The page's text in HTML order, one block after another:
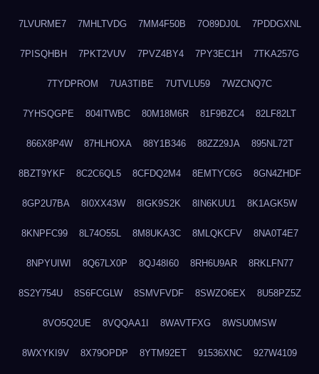
7LVURME7 7MHLTVDG 7MM4F50B 7O89DJ0L 7PDDGXNL
7PISQHBH 7PKT2VUV 7PVZ4BY4 7PY3EC1H 7TKA257G
7TYDPROM 7UA3TIBE 7UTVLU59 7WZCNQ7C
7YHSQGPE 804ITWBC 80M18M6R 81F9BZC4 82LF82LT
866X8P4W 87HLHOXA 88Y1B346 88ZZ29JA 895NL72T
8BZT9YKF 8C2C6QL5 8CFDQ2M4 8EMTYC6G 8GN4ZHDF
8GP2U7BA 8I0XX43W 8IGK9S2K 8IN6KUU1 8K1AGK5W
8KNPFC99 8L74O55L 8M8UKA3C 8MLQKCFV 8NA0T4E7
8NPYUIWI 8Q67LX0P 8QJ48I60 8RH6U9AR 8RKLFN77
8S2Y754U 8S6FCGLW 8SMVFVDF 8SWZO6EX 8U58PZ5Z
8VO5Q2UE 8VQQAA1I 8WAVTFXG 8WSU0MSW
8WXYKI9V 8X79OPDP 8YTM92ET 91536XNC 927W4109